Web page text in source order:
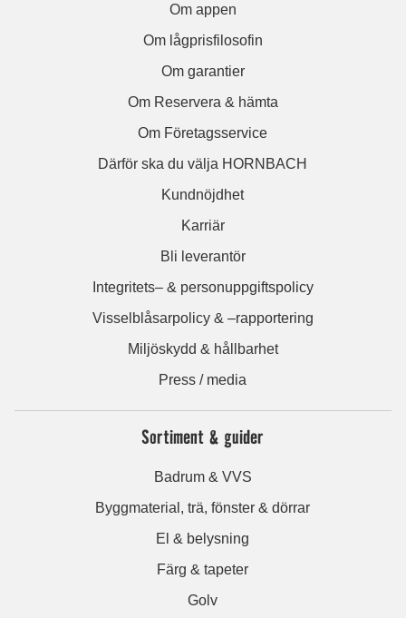
Om appen
Om lågprisfilosofin
Om garantier
Om Reservera & hämta
Om Företagsservice
Därför ska du välja HORNBACH
Kundnöjdhet
Karriär
Bli leverantör
Integritets– & personuppgiftspolicy
Visselblåsarpolicy & –rapportering
Miljöskydd & hållbarhet
Press / media
Sortiment & guider
Badrum & VVS
Byggmaterial, trä, fönster & dörrar
El & belysning
Färg & tapeter
Golv